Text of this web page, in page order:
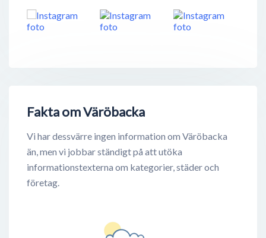
Fakta om Väröbacka
Vi har dessvärre ingen information om Väröbacka
än, men vi jobbar ständigt på att utöka
informationstexterna om kategorier, städer och
företag.